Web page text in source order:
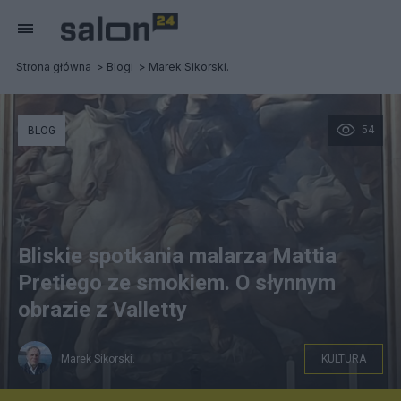
Strona główna Blogi Marek Sikorski.
54
BLOG
Bliskie spotkania malarza Mattia
Pretiego ze smokiem. O słynnym
obrazie z Valletty
Marek Sikorski. KULTURA